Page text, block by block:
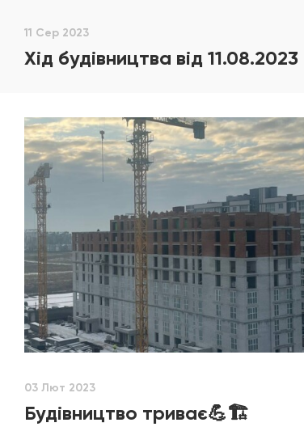
11 Сер 2023
Хід будівництва від 11.08.2023
03 Лют 2023
Будівництво триває💪🏗